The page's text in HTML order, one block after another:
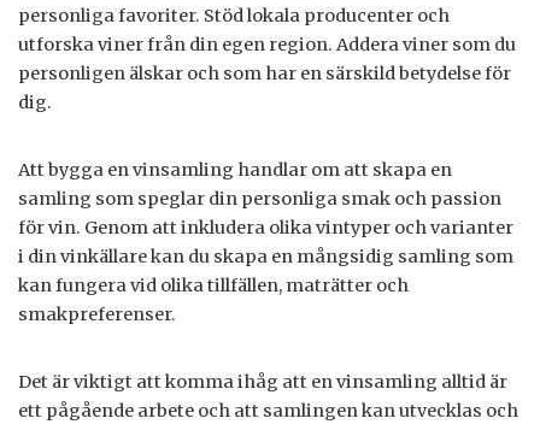
personliga favoriter. Stöd lokala producenter och
utforska viner från din egen region. Addera viner som du
personligen älskar och som har en särskild betydelse för
dig.
Att bygga en vinsamling handlar om att skapa en
samling som speglar din personliga smak och passion
för vin. Genom att inkludera olika vintyper och varianter
i din vinkällare kan du skapa en mångsidig samling som
kan fungera vid olika tillfällen, maträtter och
smakpreferenser.
Det är viktigt att komma ihåg att en vinsamling alltid är
ett pågående arbete och att samlingen kan utvecklas och